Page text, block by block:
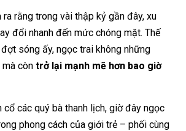
ra rằng trong vài thập kỷ gần đây, xu
đổi nhanh đến mức chóng mặt. Thế
sóng ấy, ngọc trai không những
còn trở lại mạnh mẽ hơn bao giờ
cổ các quý bà thanh lịch, giờ đây ngọc
phong cách của giới trẻ – phối cùng